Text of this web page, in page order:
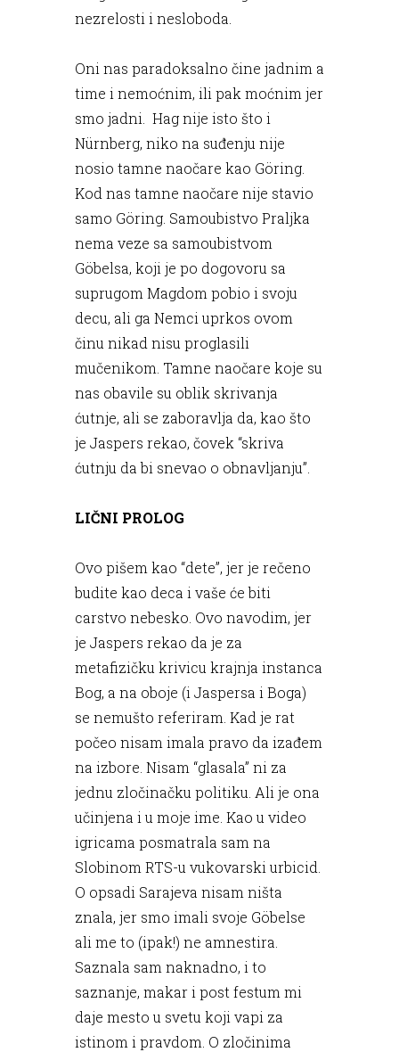
nezrelosti i nesloboda.
Oni nas paradoksalno čine jadnim a
time i nemoćnim, ili pak moćnim jer
smo jadni. Hag nije isto što i
Nürnberg, niko na suđenju nije
nosio tamne naočare kao Göring.
Kod nas tamne naočare nije stavio
samo Göring. Samoubistvo Praljka
nema veze sa samoubistvom
Göbelsa, koji je po dogovoru sa
suprugom Magdom pobio i svoju
decu, ali ga Nemci uprkos ovom
činu nikad nisu proglasili
mučenikom. Tamne naočare koje su
nas obavile su oblik skrivanja
ćutnje, ali se zaboravlja da, kao što
je Jaspers rekao, čovek “skriva
ćutnju da bi snevao o obnavljanju”.
LIČNI PROLOG
Ovo pišem kao “dete”, jer je rečeno
budite kao deca i vaše će biti
carstvo nebesko. Ovo navodim, jer
je Jaspers rekao da je za
metafizičku krivicu krajnja instanca
Bog, a na oboje (i Jaspersa i Boga)
se nemušto referiram. Kad je rat
počeo nisam imala pravo da izađem
na izbore. Nisam “glasala” ni za
jednu zločinačku politiku. Ali je ona
učinjena i u moje ime. Kao u video
igricama posmatrala sam na
Slobinom RTS-u vukovarski urbicid.
O opsadi Sarajeva nisam ništa
znala, jer smo imali svoje Göbelse
ali me to (ipak!) ne amnestira.
Saznala sam naknadno, i to
saznanje, makar i post festum mi
daje mesto u svetu koji vapi za
istinom i pravdom. O zločinima